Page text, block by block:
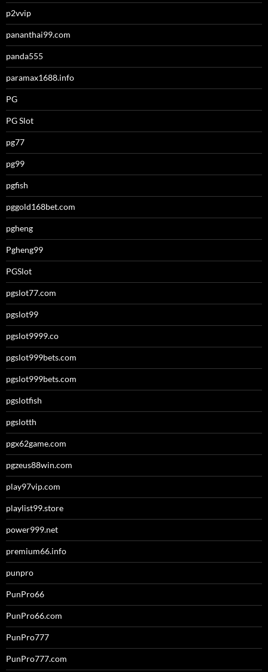
p2vvip
pananthai99.com
panda555
paramax1688.info
PG
PG Slot
pg77
pg99
pgfish
pggold168bet.com
pgheng
Pgheng99
PGSlot
pgslot77.com
pgslot99
pgslot9999.co
pgslot999bets.com
pgslot999bets.com
pgslotfish
pgslotth
pgx62game.com
pgzeus88win.com
play97vip.com
playlist99.store
power999.net
premium66.info
punpro
PunPro66
PunPro66.com
PunPro777
PunPro777.com